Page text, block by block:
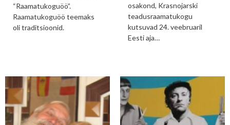
“Raamatukoguöö”.
Raamatukoguöö teemaks
oli traditsioonid.
osakond, Krasnojarski
teadusraamatukogu
kutsuvad 24. veebruaril
Eesti aja…